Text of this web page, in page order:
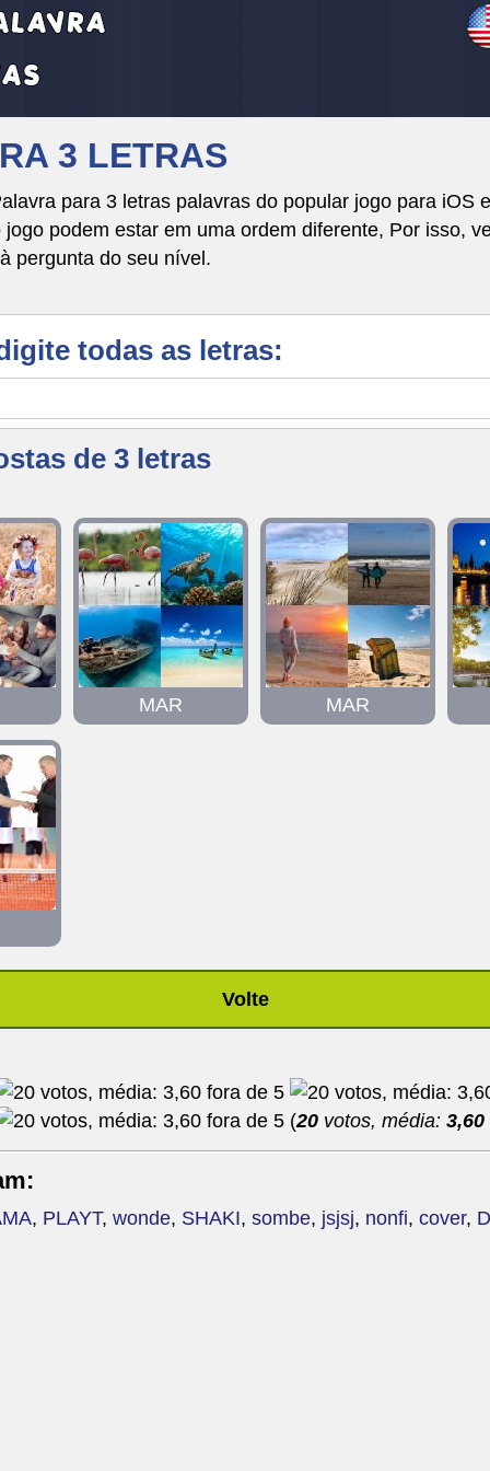
3 LETRAS
para 3 letras palavras do popular jogo para iOS
podem estar em uma ordem diferente, Por isso,
pergunta do seu nível.
todas as letras:
de 3 letras
MAR MAR
Volte
(20 votos, média: 3,60
, PLAYT, wonde, SHAKI, sombe, jsjsj, nonfi, cover,